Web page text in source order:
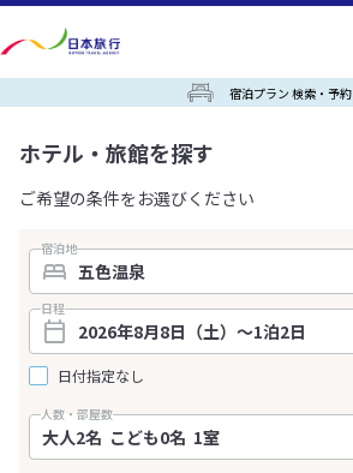
宿泊プラン 検索・予約
ホテル・旅館を探す
ご希望の条件をお選びください
宿泊地
日程
日付指定なし
人数・部屋数